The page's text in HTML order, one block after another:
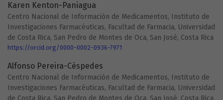
Karen Kenton-Paniagua
Centro Nacional de Información de Medicamentos, Instituto de
Investigaciones Farmacéuticas, Facultad de Farmacia, Universidad
de Costa Rica, San Pedro de Montes de Oca, San José, Costa Rica
https://orcid.org/0000-0002-0936-7971
Alfonso Pereira-Céspedes
Centro Nacional de Información de Medicamentos, Instituto de
Investigaciones Farmacéuticas, Facultad de Farmacia, Universidad